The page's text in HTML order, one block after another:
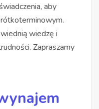
aby
wiedzę i
Zapraszamy